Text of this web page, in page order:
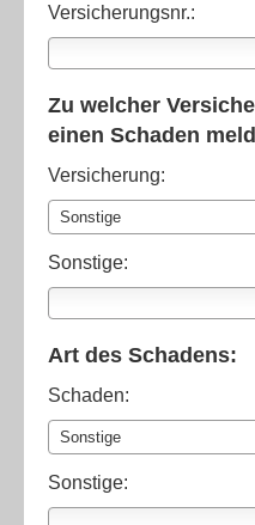
Versicherungsnr.:
Zu welcher
einen Schaden
Versicherung:
Sonstige:
Art des Schadens:
Schaden:
Sonstige: